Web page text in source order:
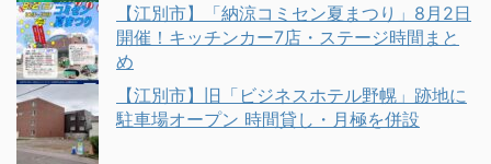
【江別市】「納涼コミセン夏まつり」8月2日
開催！キッチンカー7店・ステージ時間まと
め
【江別市】旧「ビジネスホテル野幌」跡地に
駐車場オープン 時間貸し・月極を併設